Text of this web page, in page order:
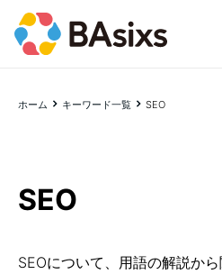
ホーム キーワード一覧 SEO
SEO
SEOについて、用語の解説か